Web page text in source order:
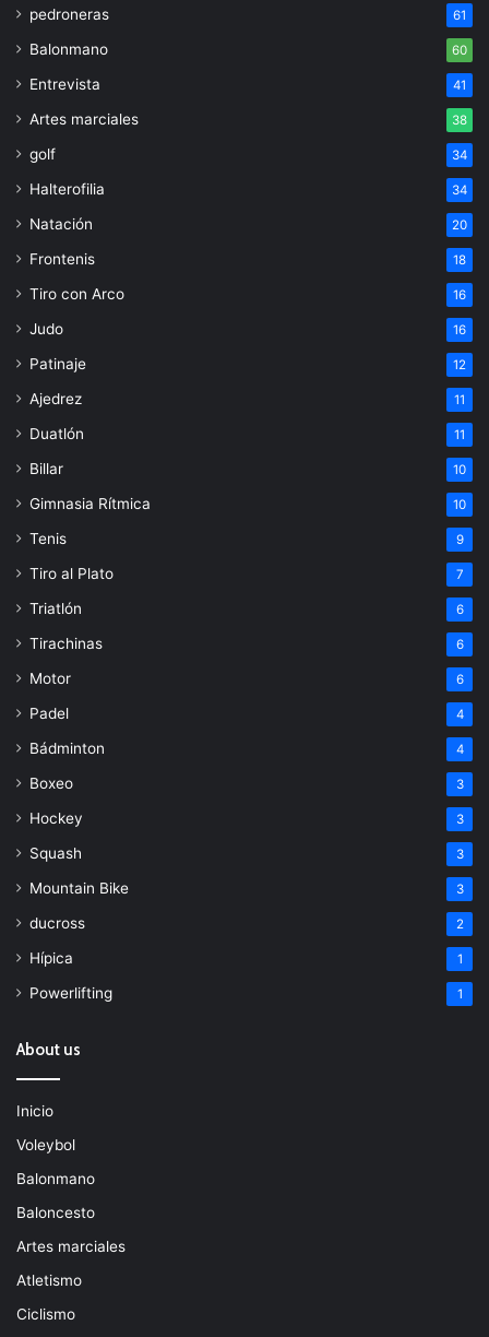
pedroneras 61
Balonmano 60
Entrevista 41
Artes marciales 38
golf 34
Halterofilia 34
Natación 20
Frontenis 18
Tiro con Arco 16
Judo 16
Patinaje 12
Ajedrez 11
Duatlón 11
Billar 10
Gimnasia Rítmica 10
Tenis 9
Tiro al Plato 7
Triatlón 6
Tirachinas 6
Motor 6
Padel 4
Bádminton 4
Boxeo 3
Hockey 3
Squash 3
Mountain Bike 3
ducross 2
Hípica 1
Powerlifting 1
About us
Inicio
Voleybol
Balonmano
Baloncesto
Artes marciales
Atletismo
Ciclismo